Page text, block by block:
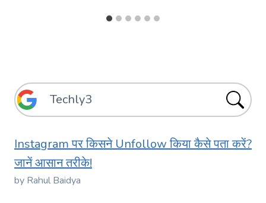
Instagram पर किसने Unfollow किया कैसे पता करें?
जानें आसान तरीके!
by Rahul Baidya